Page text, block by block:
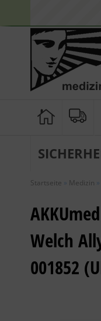
Startseite » Medizin »
Welch
001852